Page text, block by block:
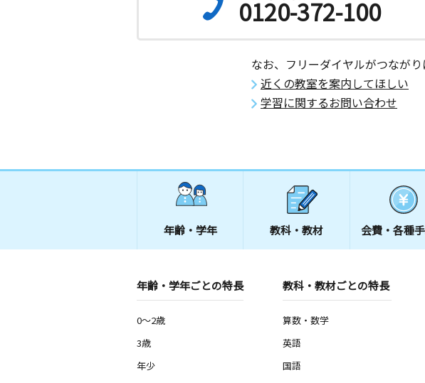
群馬県高崎市本町１０６0120-372-100
なお、フリーダイヤルがつなが
近くの教室を案内してほしい
学習に関するお問い合わせ
年齢・学年 教科・教材 会費・ 各種
年齢・学年ごとの特長
0～2歳
3歳
年少
教科・教材ごとの特長
算数・数学
英語
国語